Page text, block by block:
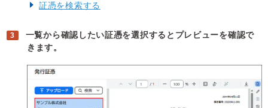
証憑を検索する
一覧から確認したい証憑を選択するとプレビューを確認で
きます。